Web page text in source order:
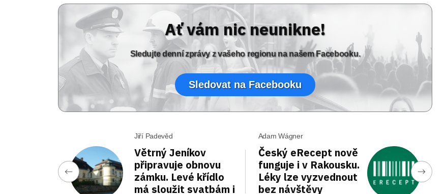
Ať vám nic neunikne!
Sledujte denní zprávy z vašeho regionu na našem Facebooku.
Sledovat na Facebooku
Jiří Padevěd
Větrný Jeníkov
připravuje obnovu
zámku. Levé křídlo
má sloužit svatbám i
Adam Wágner
Český eRecept nově
funguje i v Rakousku.
Léky lze vyzvednout
bez návštěvy